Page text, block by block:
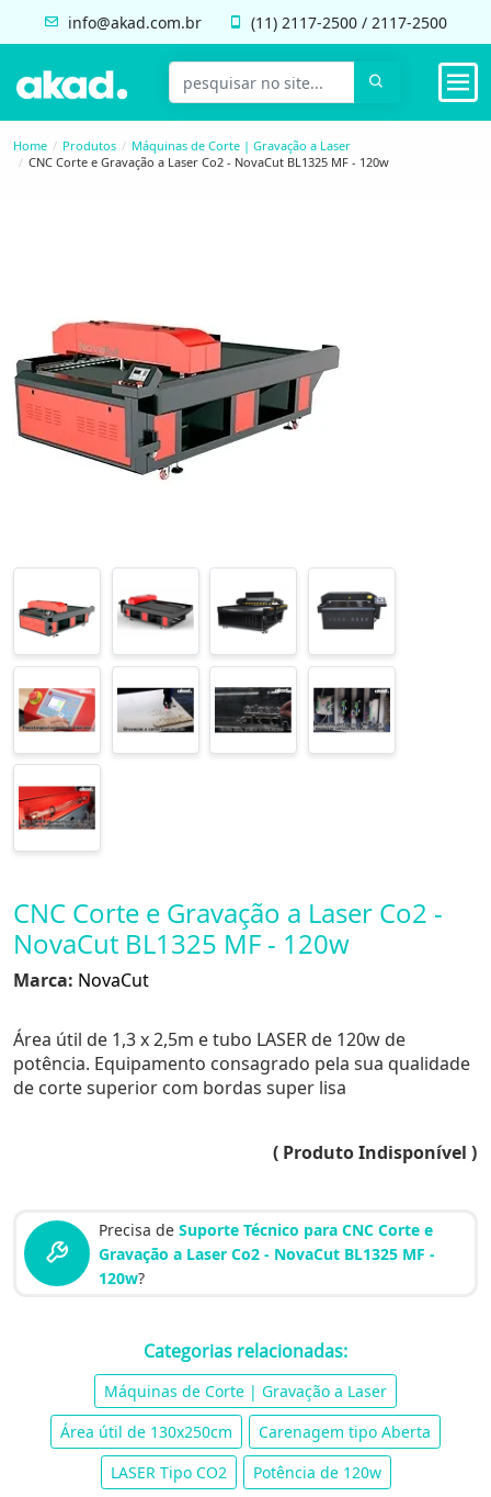
info@akad.com.br (11) 2117-2500 / 2117-2500
Home Produtos
Máquinas de Corte | Gravação a Laser
CNC Corte e Gravação a Laser Co2 - NovaCut BL1325 MF - 120w
CNC Corte e Gravação a Laser Co2 -
NovaCut BL1325 MF - 120w
Marca: NovaCut
Área útil de 1,3 x 2,5m e tubo LASER de 120w de
potência. Equipamento consagrado pela sua qualidade
de corte superior com bordas super lisa
( Produto Indisponível )
Precisa de Suporte Técnico para CNC Corte e
Gravação a Laser Co2 - NovaCut BL1325 MF -
120w?
Categorias relacionadas:
Máquinas de Corte | Gravação a Laser
Área útil de 130x250cm
Carenagem tipo Aberta
LASER Tipo CO2
Potência de 120w